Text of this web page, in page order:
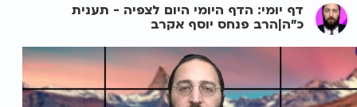
דף יומי: הדף היומי היום לצפיה - תענית
כ"ה|הרב פנחס יוסף אקרב